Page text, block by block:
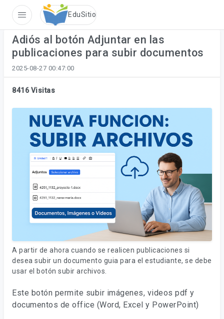
Sin conexi�n
EduSitio
Adiós al botón Adjuntar en las
publicaciones para subir documentos
2025-08-27 00:47:00
8416 Visitas
A partir de ahora cuando se realicen publicaciones si
desea subir un documento guia para el estudiante, se debe
usar el botón subir archivos.
Este botón permite subir imágenes, videos pdf y
documentos de office (Word, Excel y PowerPoint)